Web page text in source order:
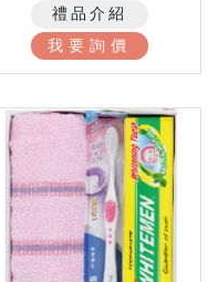
禮品介紹
我要詢價